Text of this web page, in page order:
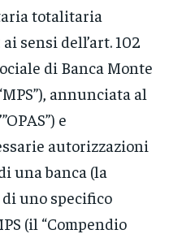
totalitaria
sensi dell’art. 102
di Banca Monte
annunciata al
e
autorizzazioni
una banca (la
di uno specifico
(il “Compendio